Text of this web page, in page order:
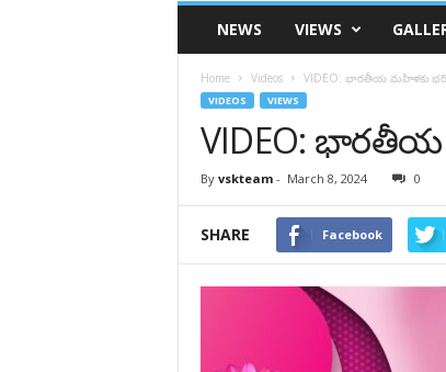
VSK
TelanganaNEWS VIEWS
Home Videos VIDEO: భారతీయ మహిళకు
VIDEOS VIEWS
VIDEO:
By vskteam- March 8, 2024 0
SHARE Facebook